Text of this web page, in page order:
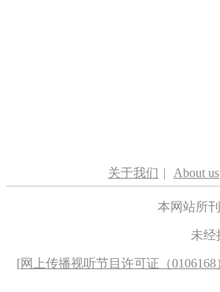
关于我们 | About us
本网站所
未经
[网上传播视听节目许可证（0106168